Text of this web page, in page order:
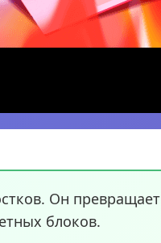
Он превращает
блоков.